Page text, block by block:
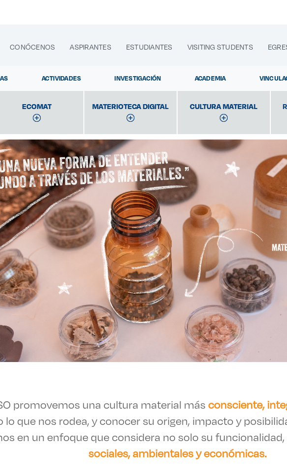
CONÓCENOS ASPIRANTES ESTUDIANTES VISITING STUDENTS
ACTIVIDADES INVESTIGACIÓN ACADEMIA
Explora sitios web, programas académicos, actividades y
Diplomados y Cursos|
Enlaces de interés
Aspirantes
Becas
Graduaciones
Derecho
Lo más buscado
Carreras
Derecho
Prepa ITESO
Sustentabilidad
ECOMAT
ECOMAT MATERIOTECA DIGITAL
MATERIOTECA DIGITAL CULTURA MATERIAL
CULTURA MATERIAL
promovemos una cultura material más consciente,
lo que nos rodea, y conocer su origen, impacto y
en un enfoque que considera no solo su
sociales, ambientales y económicas.